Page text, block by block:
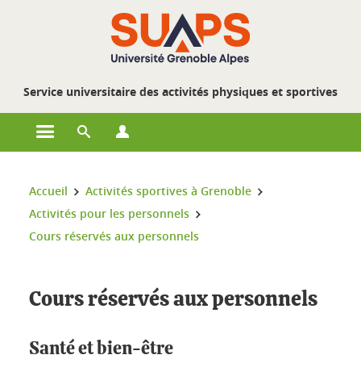
Service universitaire des activités physiques et sportives
Ouvrir le menu principal
Ouvrir le moteur de recherche
Vous êtes ici :
Accueil
Activités sportives à Grenoble
Activités pour les personnels
Cours réservés aux personnels
Cours réservés aux personnels
Santé et bien-être